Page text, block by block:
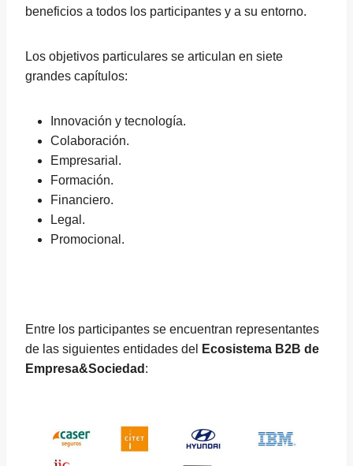
beneficios a todos los participantes y a su entorno.
Los objetivos particulares se articulan en siete
grandes capítulos:
Innovación y tecnología.
Colaboración.
Empresarial.
Formación.
Financiero.
Legal.
Promocional.
Entre los participantes se encuentran representantes
de las siguientes entidades del
Ecosistema B2B de
Empresa&Sociedad :